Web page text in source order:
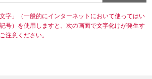
字」（一般的にインターネットにおいて使ってはい
号）を使用しますと、次の画面で文字化けが発生す
注意ください。